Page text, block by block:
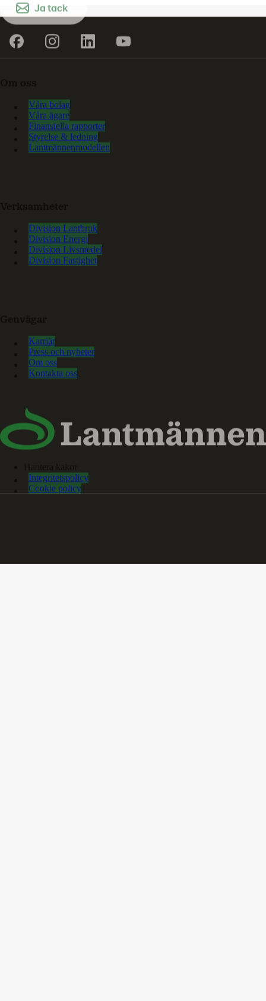
Ja tack
Våra bolag
Våra ägare
Finansiella rapporter
Styrelse & ledning
Lantmännenmodellen
Division Lantbruk
Division Energi
Division Livsmedel
Division Fastighet
Karriär
Press och nyheter
Om oss
Kontakta oss
Integritetspolicy
Cookie policy